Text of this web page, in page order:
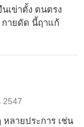
เข่าตั้ง ตนตรง
ายดัด นี้ฤาแก้
2547
ลายประการ เช่น